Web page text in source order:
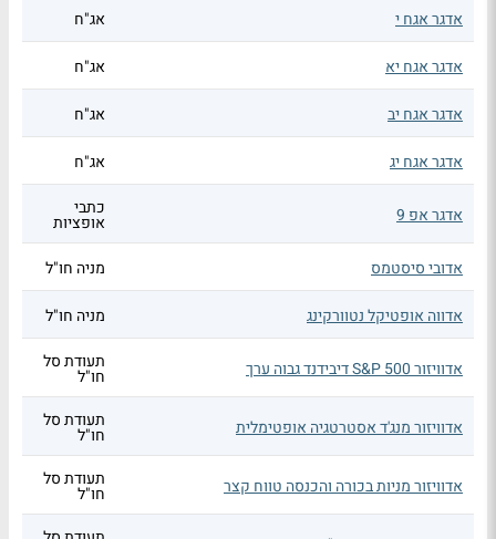
אדגר אגח י אג"ח
אדגר אגח יא אג"ח
אדגר אגח יב אג"ח
אדגר אגח יג אג"ח
אדגר אפ 9 כתבי
אופציות
אדובי סיסטמס
מניה חו"ל
אדווה אופטיקל נטוורקינג מניה חו"ל
אדוויזור S&P 500 דיבידנד גבוה ערך תעודת סל
חו"ל
אדוויזור מנג'ד אסטרטגיה אופטימלית תעודת סל
חו"ל
אדוויזור מניות בכורה והכנסה טווח קצר תעודת סל
חו"ל